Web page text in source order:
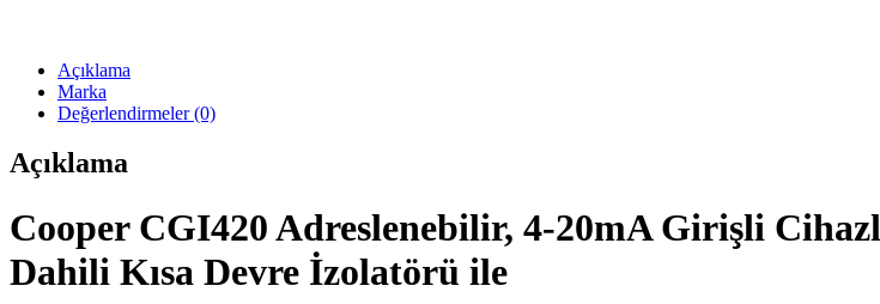
Açıklama
Marka
Değerlendirmeler (0)
Açıklama
Cooper CGI420 Adreslenebilir, 4-20mA Girişli
Dahili Kısa Devre İzolatörü ile